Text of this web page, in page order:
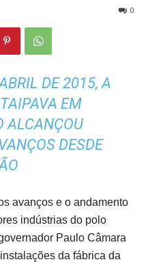
0
DE 2015, A
EM
ALCANÇOU
DESDE
avanços e o andamento
indústrias do polo
Paulo Câmara
da fábrica da